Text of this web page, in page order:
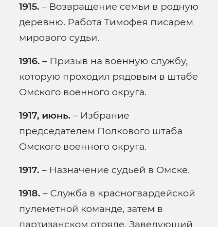
1915. – Возвращение семьи в родную
деревню. Работа Тимофея писарем
мирового судьи.
1916. – Призыв на военную службу,
которую проходил рядовым в штабе
Омского военного округа.
1917, июнь. – Избрание
председателем Полкового штаба
Омского военного округа.
1917. – Назначение судьей в Омске.
1918. – Служба в красногвардейской
пулеметной команде, затем в
партизанском отряде. Заведующий